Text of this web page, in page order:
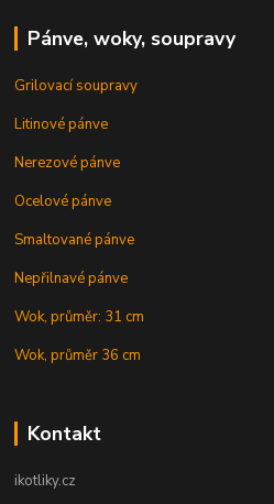
Pánve, woky, soupravy
Grilovací soupravy
Litinové pánve
Nerezové pánve
Ocelové pánve
Smaltované pánve
Nepřilnavé pánve
Wok, průměr: 31 cm
Wok, průměr 36 cm
Kontakt
ikotliky.cz